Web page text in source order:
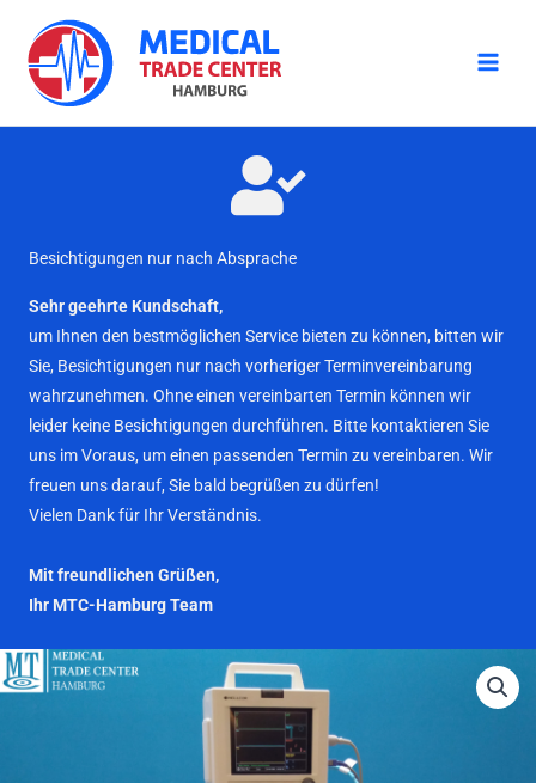
Inhalt
springen
Besichtigungen nur nach Absprache
Sehr geehrte Kundschaft,
um Ihnen den bestmöglichen Service bieten zu können, bitten wir
Sie, Besichtigungen nur nach vorheriger Terminvereinbarung
wahrzunehmen. Ohne einen vereinbarten Termin können wir
leider keine Besichtigungen durchführen. Bitte kontaktieren Sie
uns im Voraus, um einen passenden Termin zu vereinbaren. Wir
freuen uns darauf, Sie bald begrüßen zu dürfen!
Vielen Dank für Ihr Verständnis.
Mit freundlichen Grüßen,
Ihr MTC-Hamburg Team